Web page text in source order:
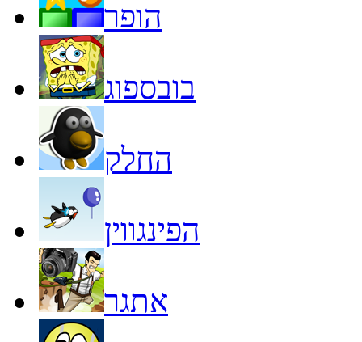
הופר
בובספוג
החלק
הפינגווין
אתגר